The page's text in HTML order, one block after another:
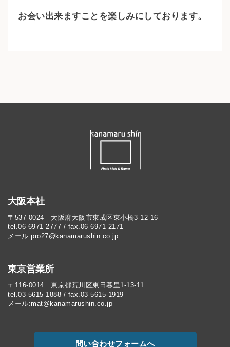
お会い出来ますことを楽しみにしております。
大阪本社
〒537-0024 大阪府大阪市東成区東小橋3-12-16
tel.06-6971-2777 / fax.06-6971-2171
メール:pro27@kanamarushin.co.jp​
東京営業所
〒116-0014 東京都荒川区東日暮里1-13-11
tel.03-5615-1888 / fax.03-5615-1919
メール:mat@kanamarushin.co.jp
問い合わせフォームへ